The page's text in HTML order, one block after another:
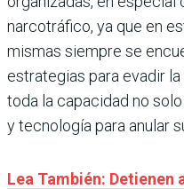
narcotráfico, ya que en
mismas siempre se
estrategias para evadir
toda la capacidad no
y tecnología para anular
Lea También: Detienen